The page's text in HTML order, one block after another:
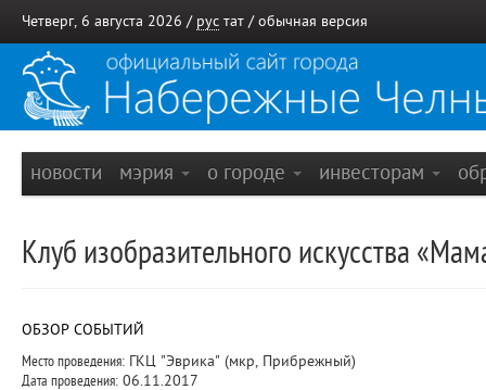
Четверг, 6 августа 2026 / рус тат / обычная версия
новости мэрия о городе инвесторам
Клуб изобразительного искусства
ОБЗОР СОБЫТИЙ
Место проведения: ГКЦ "Эврика" (мкр, Прибрежный)
Дата проведения: 06.11.2017